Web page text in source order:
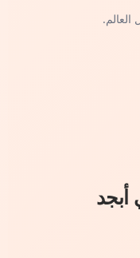
العالم.
أبجد